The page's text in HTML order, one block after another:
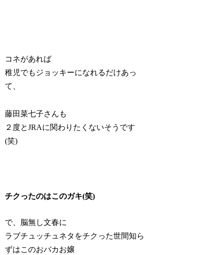
コネがあれば
稚児でもジョッキーになれるだけあっ
て、
藤田菜七子さんも
２度とJRAに関わりたくないそうです
(笑)
チクったのはこのガキ(笑)
で、脳無し文春に
ラブチュッチュネタをチクった世間知ら
ずはこのおバカお嬢